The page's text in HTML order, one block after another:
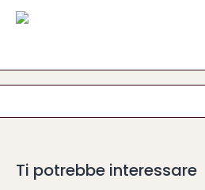
Ti potrebbe interessare